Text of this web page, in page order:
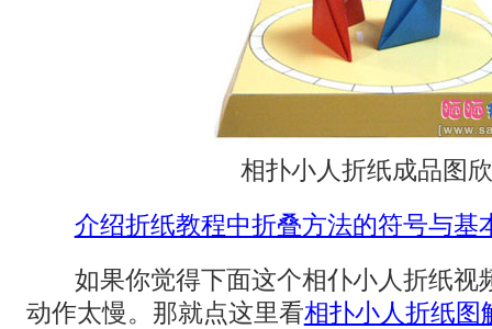
相扑小人折纸成品图
介绍折纸教程中折叠方法的符号与基
如果你觉得下面这个相仆小人折纸视
动作太慢。那就点这里看相扑小人折纸图